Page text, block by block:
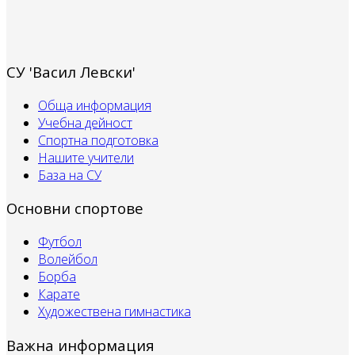
СУ 'Васил Левски'
Обща информация
Учебна дейност
Спортна подготовка
Нашите учители
База на СУ
Основни спортове
Футбол
Волейбол
Борба
Карате
Художествена гимнастика
Важна информация